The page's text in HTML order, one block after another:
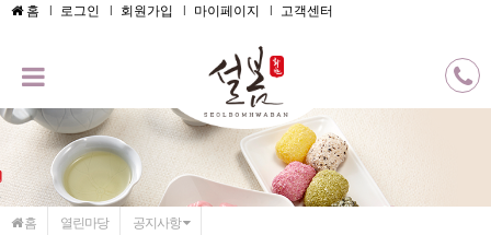
메인콘텐츠 바로가기
홈 로그인 회원가입 마이페이지 고객센터
홈 열린마당 공지사항